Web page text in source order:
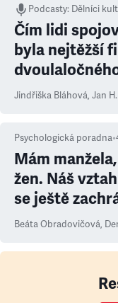
Podcasty: Dělníci
Čím lidi
byla nejtěžší
Jindřiška Bláhová, Jan
Psychologická poradna•
Mám
žen. Náš
se ještě
Beáta Obradovičová,